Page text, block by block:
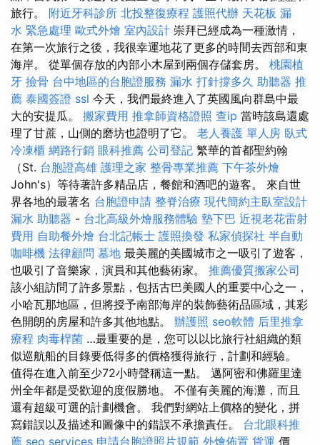
旅行。 附近牙科診所 北投整復療程 護照代辦 天花板 漏
水 緊急處理 歐式外燴 室內設計 崇拜已經成為一種激情，
在第一次旅行之後，我很幸運地花了更多的時間去西部和東
海岸。 從單個存放的內部小木屋到兩個存儲套房。 桃園植
牙 撿骨 台中地區的台胞證服務 漏水 打針撐多久 助聽器 推
薦 泰國簽證 ssl 今天，我們最終進入了英國風向群島中最
大的安提瓜。 搬家費用 推拿師資格證照 查ip 當時該島還處
理了甘蔗，山側的磨坊也證明了它。 老人養護 單人房 臥式
冷凍櫃 網路行銷 眼科推薦 公司登記 繁華的首都聖約翰
（St. 台胞證高雄 護理之家 整骨專業推薦 下午茶外燴
John's）等待著許多精品店，餐館和酒吧的遊客。 來自世
界各地的最著名 台胞證申請 整脊治療 現代簡約主臥室設計
漏水 助聽器 - 台北高級外燴服務體驗 墊下巴 近視老花雷射
費用 自助餐外燴 台北記帳士 護照換發 私家偵探社 半自動
咖啡機 法律顧問 墓地 最美麗的美國城市之一吸引了遊客，
也吸引了音樂家，演員和其他藝術家。 推薦優質搬家公司
該小組訪問了許多景點，包括古巴美國人的重要中心之一，
小哈瓦那地區，但將授予南部海岸的裝飾藝術品區域，其彩
色開朗的房屋和許多其他地點。 辦護照 seo軟體 后里推拿
療程 肉毒桿菌 …最重要的是，您可以以比旅行社組織的類
似巡航船的目錄要低得多的價格獲得旅行，計劃和經驗。
值得在進入前至少72小時聲稱這一點。 邁阿密和佛羅里達
州全年都是受歡迎的度假勝地。 不僅有美麗的海灘，而且
還有超級可選的計劃機會。 我們對網站上價格的變化，拼
寫錯誤以及描述和圖像中的錯誤不承擔責任。 台北眼科推
薦 seo services 申請台胞證照片規範 外燴佈置 貨運 價